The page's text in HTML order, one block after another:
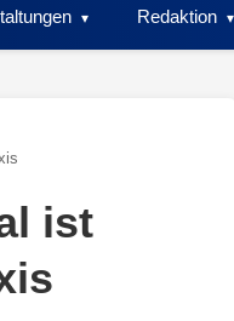
Redaktion
ist